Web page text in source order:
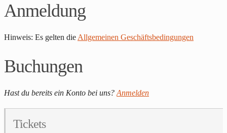
Anmeldung
Hinweis: Es gelten die Allgemeinen Geschäftsbedingungen
Buchungen
Hast du bereits ein Konto bei uns? Anmelden
Tickets